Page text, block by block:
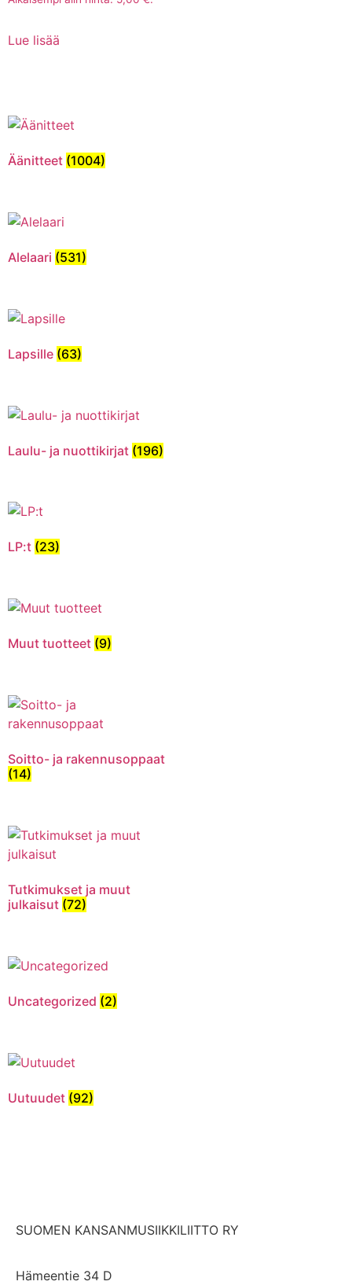
Lue lisää
Äänitteet (1004)
Alelaari (531)
Lapsille (63)
Laulu- ja nuottikirjat (196)
LP:t (23)
Muut tuotteet (9)
Soitto- ja rakennusoppaat
(14)
Tutkimukset ja muut
julkaisut (72)
Uncategorized (2)
Uutuudet (92)
SUOMEN KANSANMUSIIKKILIITTO RY
Hämeentie 34 D